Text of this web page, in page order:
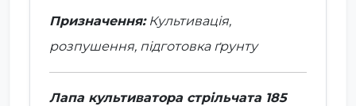
Призначення:Культивація,
розпушення, підготовка ґрунту
Лапа культиватора стрільчата 185